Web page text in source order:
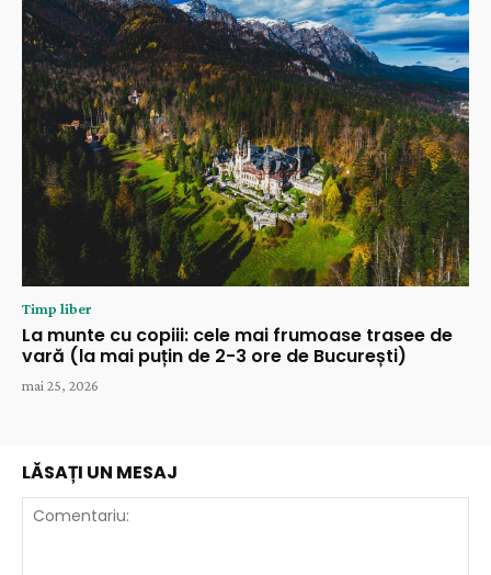
Timp liber
La munte cu copiii: cele mai frumoase trasee de
vară (la mai puțin de 2-3 ore de București)
mai 25, 2026
LĂSAȚI UN MESAJ